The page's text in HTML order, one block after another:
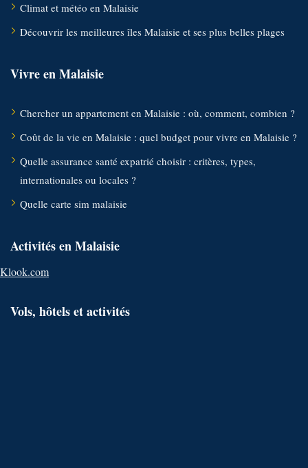
Climat et météo en Malaisie
Découvrir les meilleures îles Malaisie et ses plus belles plages
Vivre en Malaisie
Chercher un appartement en Malaisie : où, comment, combien ?
Coût de la vie en Malaisie : quel budget pour vivre en Malaisie ?
Quelle assurance santé expatrié choisir : critères, types,
internationales ou locales ?
Quelle carte sim malaisie
Activités en Malaisie
Klook.com
Vols, hôtels et activités